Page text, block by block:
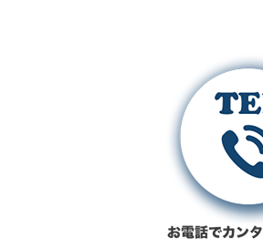
ッ
ク
(
新
し
ウ
ィ